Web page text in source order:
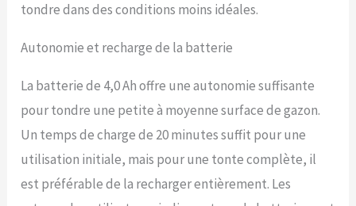
effort, ce qui le rend parfait
terrains inégaux. Comprend
livrée avec tondeuse, sac
de ramassage d'herbe,
batterie 60 V 4,0 Ah,
chargeur 60 V 3 A et manuel
d'utilisation (français non
garanti). Il offre un outil de 4
ans et une garantie de
batterie de 4 ans
tondre dans des conditions moins idéales.
Autonomie et recharge de la batterie
La batterie de 4,0 Ah offre une autonomie suffisante
pour tondre une petite à moyenne surface de gazon.
Un temps de charge de 20 minutes suffit pour une
utilisation initiale, mais pour une tonte complète, il
est préférable de la recharger entièrement. Les